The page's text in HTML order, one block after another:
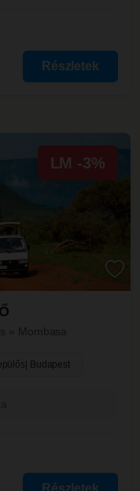
Részletek
LM -3%
» Mombasa
| Budapest
Részletek